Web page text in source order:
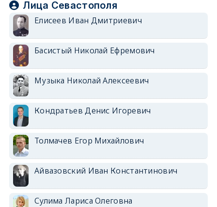
Лица Севастополя
Елисеев Иван Дмитриевич
Басистый Николай Ефремович
Музыка Николай Алексеевич
Кондратьев Денис Игоревич
Толмачев Егор Михайлович
Айвазовский Иван Константинович
Сулима Лариса Олеговна